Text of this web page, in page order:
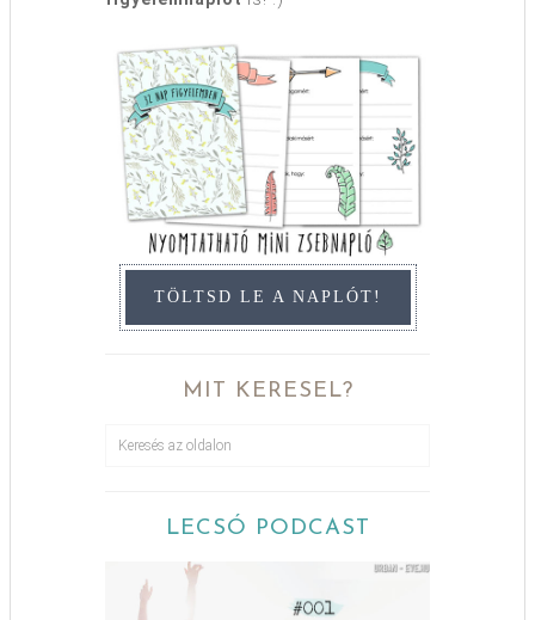
TÖLTSD LE A NAPLÓT!
MIT KERESEL?
LECSÓ PODCAST